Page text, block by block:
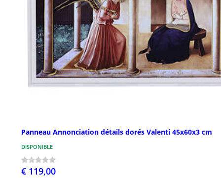
Panneau Annonciation détails dorés Valenti 45x60x3 cm
DISPONIBLE
€ 119,00